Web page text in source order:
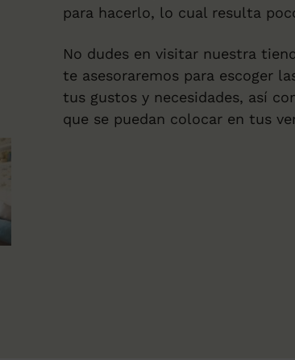
para hacerlo, lo cual resulta
No dudes en visitar nuestra
te asesoraremos para escoger
tus gustos y necesidades, así
que se puedan colocar en tus